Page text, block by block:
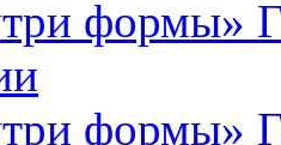
формы»
формы»